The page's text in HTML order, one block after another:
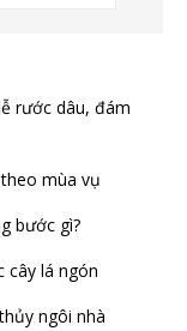
rước dâu, đám
mùa vụ
bước gì?
cây lá ngón
ngôi nhà